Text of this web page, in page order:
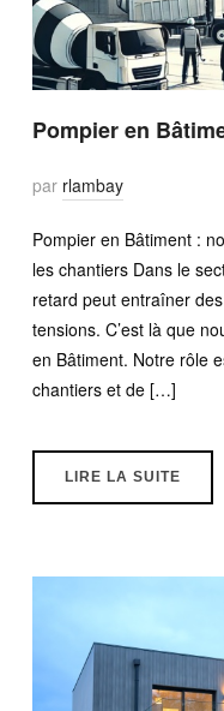
Pompier en
par rlambay
Pompier en Bâtiment :
les chantiers Dans le
retard peut entraîner
tensions. C’est là que
en Bâtiment. Notre rôle
chantiers et de […]
LIRE LA SUITE